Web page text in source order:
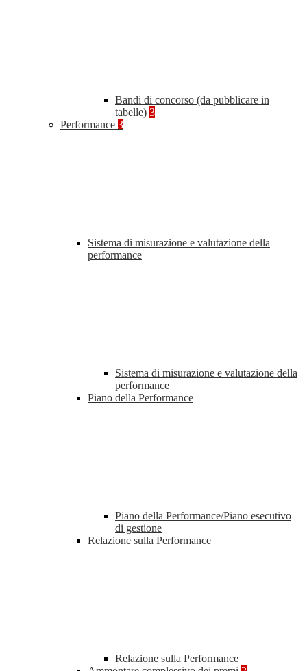
Bandi di concorso (da pubblicare in
tabelle) 3
Performance 3
Sistema di misurazione e valutazione della
performance
Sistema di misurazione e valutazione della
performance
Piano della Performance
Piano della Performance/Piano esecutivo
di gestione
Relazione sulla Performance
Relazione sulla Performance